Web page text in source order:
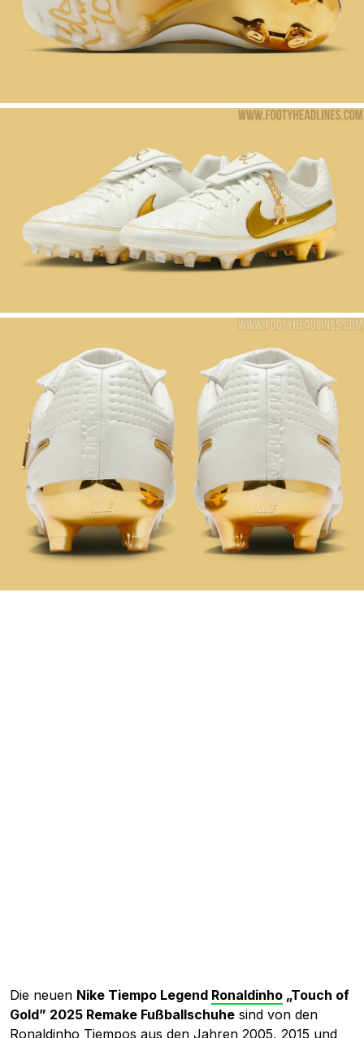
Die neuen Nike Tiempo Legend Ronaldinho „Touch of
Gold” 2025 Remake Fußballschuhe sind von den
Ronaldinho Tiempos aus den Jahren 2005, 2015 und